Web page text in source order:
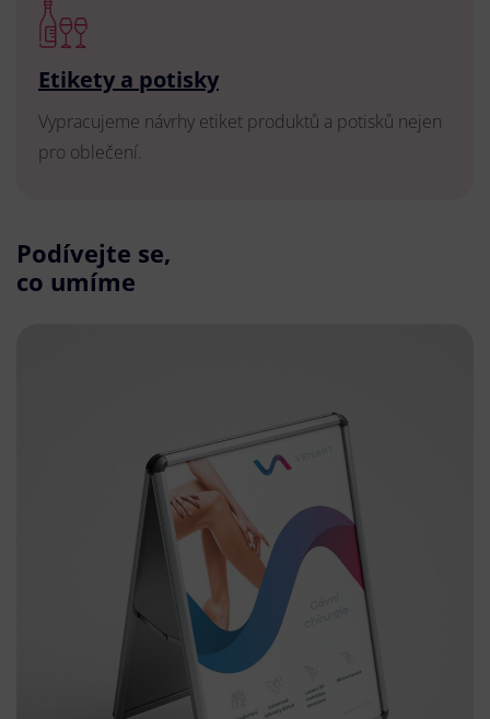
Etikety a potisky
Vypracujeme návrhy etiket produktů a potisků nejen
pro oblečení.
Podívejte se,
co umíme